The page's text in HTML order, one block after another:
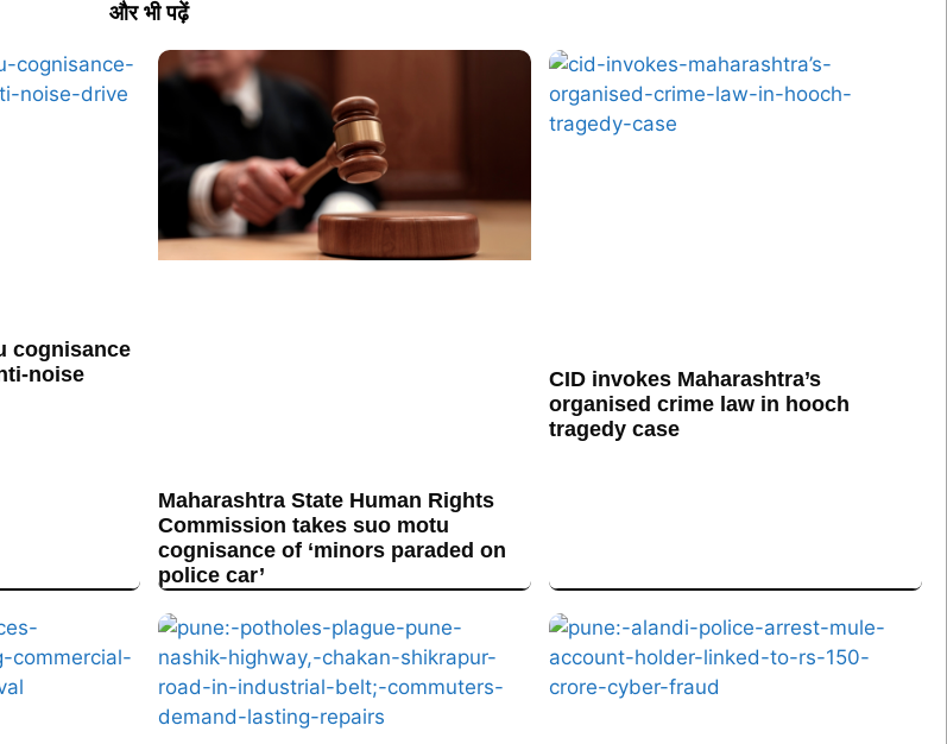
और भी पढ़ें
cognisance
noise
Maharashtra State Human Rights
Commission takes suo motu
cognisance of ‘minors paraded on
police car’
CID invokes Maharashtra’s
organised crime law in hooch
tragedy case